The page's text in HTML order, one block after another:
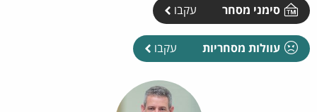
סימני מסחר עקבו
עוולות מסחריות עקבו